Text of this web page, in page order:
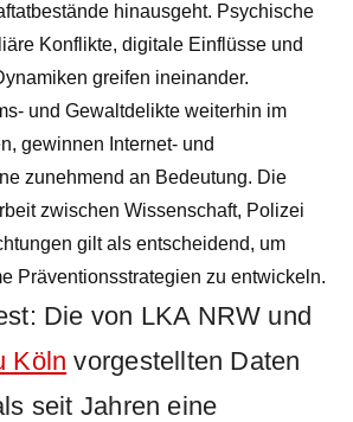
hinausgeht. Psychische
Konflikte, digitale Einflüsse und
greifen ineinander.
und Gewaltdelikte weiterhin im
gewinnen Internet- und
zunehmend an Bedeutung. Die
zwischen Wissenschaft, Polizei
gilt als entscheidend, um
Präventionsstrategien zu entwickeln.
Die von LKA NRW und
Köln vorgestellten Daten
seit Jahren eine